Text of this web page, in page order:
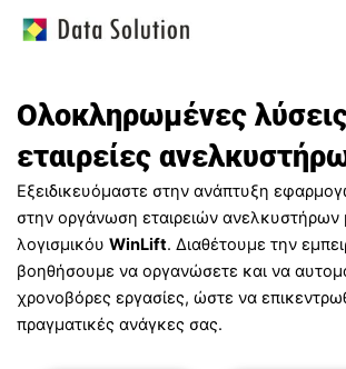
Ολοκληρωμένες
εταιρείες
Εξειδικευόμαστε στην ανάπτυξη
στην οργάνωση εταιρειών
λογισμικόυ WinLift. Διαθέτουμε την
βοηθήσουμε να οργανώσετε και να
χρονοβόρες εργασίες, ώστε να
πραγματικές ανάγκες σας.